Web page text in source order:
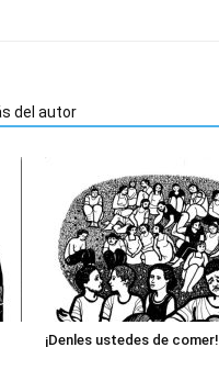
del autor
¡Denles ustedes de comer!